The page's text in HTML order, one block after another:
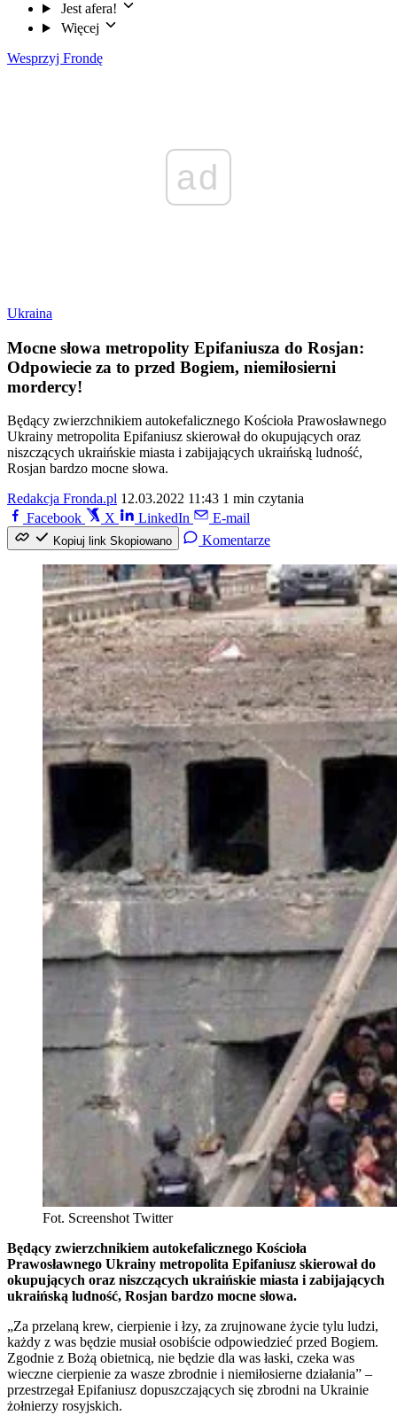
Jest afera!
Więcej
Wesprzyj Frondę
ad
Ukraina
Mocne słowa metropolity Epifaniusza do Rosjan:
Odpowiecie za to przed Bogiem, niemiłosierni
mordercy!
Będący zwierzchnikiem autokefalicznego Kościoła Prawosławnego
Ukrainy metropolita Epifaniusz skierował do okupujących oraz
niszczących ukraińskie miasta i zabijających ukraińską ludność,
Rosjan bardzo mocne słowa.
Redakcja Fronda.pl 12.03.2022 11:43 1 min czytania
Facebook
X LinkedIn E-mail
Kopiuj link Skopiowano Komentarze
Fot. Screenshot Twitter
Będący zwierzchnikiem autokefalicznego Kościoła
Prawosławnego Ukrainy metropolita Epifaniusz skierował do
okupujących oraz niszczących ukraińskie miasta i zabijających
ukraińską ludność, Rosjan bardzo mocne słowa.
„Za przelaną krew, cierpienie i łzy, za zrujnowane życie tylu ludzi,
każdy z was będzie musiał osobiście odpowiedzieć przed Bogiem.
Zgodnie z Bożą obietnicą, nie będzie dla was łaski, czeka was
wieczne cierpienie za wasze zbrodnie i niemiłosierne działania” –
przestrzegał Epifaniusz dopuszczających się zbrodni na Ukrainie
żołnierzy rosyjskich.